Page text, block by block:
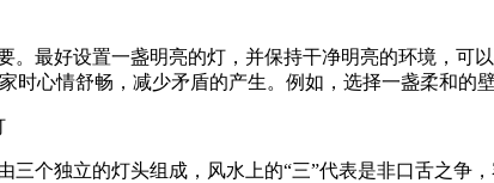
。最好设置一盏明亮的灯，并保持干净明亮的环境，
时心情舒畅，减少矛盾的产生。例如，选择一盏柔和的
三个独立的灯头组成，风水上的“三”代表是非口舌之